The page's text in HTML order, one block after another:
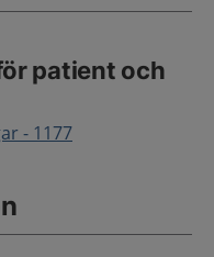
patient och
- 1177